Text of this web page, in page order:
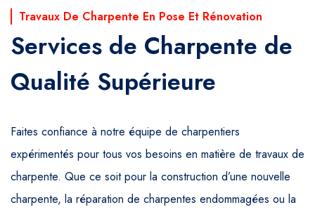
Travaux De Charpente En Pose Et Rénovation
Services de Charpente de
Qualité Supérieure
Faites confiance à notre équipe de charpentiers
expérimentés pour tous vos besoins en matière de travaux de
charpente. Que ce soit pour la construction d’une nouvelle
charpente, la réparation de charpentes endommagées ou la